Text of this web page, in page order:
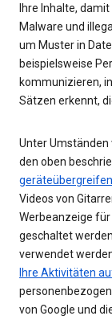
Ihre Inhalte,
Malware und
um Muster in
beispielsweise
kommunizieren,
Sätzen erkennt,
Unter Umständen
den oben
Videos von
Werbeanzeige
geschaltet
verwendet
Ihre Aktivitäten
von Google und